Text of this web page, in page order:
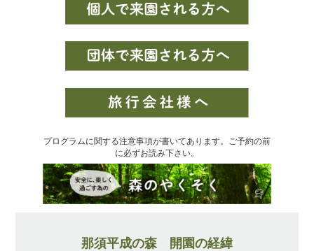
プログラムに関する注意事項が書いてあります。ご予約の前
に必ずお読み下さい。
那須平成の森 開園の経緯